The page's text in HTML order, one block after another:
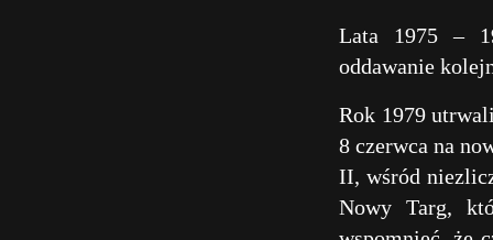
Lata 1975 –
oddawanie
Rok 1979
8 czerwca na
II, wśród
Nowy Targ,